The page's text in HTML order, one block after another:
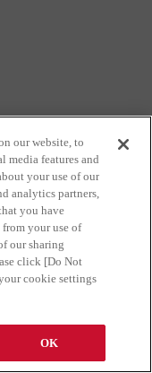
reserved.
our website, to
media features and
your use of our
analytics partners,
you have
your use of
our sharing
click [Do Not
cookie settings
OK